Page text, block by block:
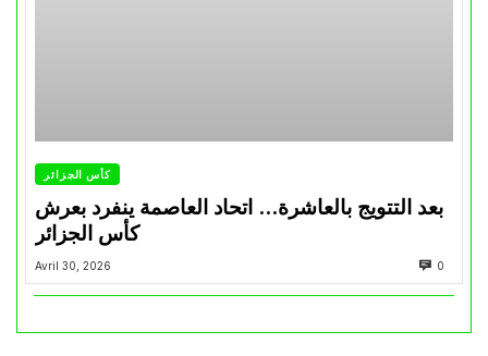
كأس الجزائر
بعد التتويج بالعاشرة… اتحاد العاصمة ينفرد بعرش
كأس الجزائر
Avril 30, 2026 0